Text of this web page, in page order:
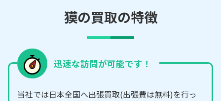
獏の買取の特徴
迅速な訪問が可能です！
当社では日本全国へ出張買取(出張費は無料)を行っ